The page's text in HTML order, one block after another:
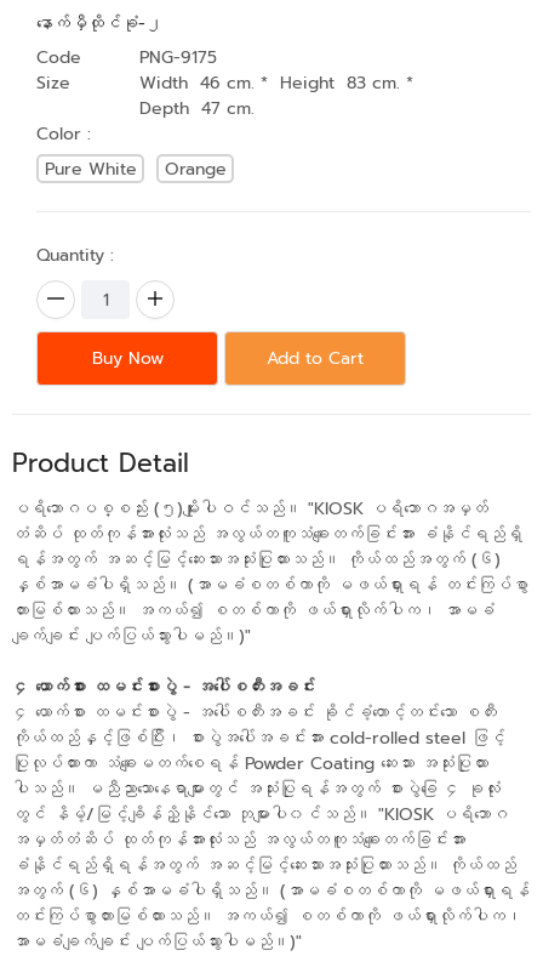
နောက်မှီထိုင်ခုံ-၂
Code
PNG-9175
Size
Width 46 cm. * Height 83 cm. *
Depth 47 cm.
Color :
Pure White
Orange
Quantity :
Buy Now Add to Cart
Product Detail
ပရိဘောဂပစ္စည်း (၅)မျိုးပါဝင်သည်။ "KIOSK ပရိဘောဂအမှတ်
တံဆိပ် ထုတ်ကုန်အားလုံးသည် အလွယ်တကူသံချေးတက်ခြင်းအား ခံနိုင်ရည်ရှိ
ရန်အတွက် အဆင့်မြင့်ဆေးသားအသုံးပြုထားသည်။ ကိုယ်ထည်အတွက် (၆)
နှစ်အာမခံပါရှိသည်။ (အာမခံစတစ်ကာကို မဖယ်ရှားရန် တင်းကြပ်စွာ
တားမြစ်ထားသည်။ အကယ်၍ စတစ်ကာကို ဖယ်ရှားလိုက်ပါက၊ အာမခံ
ချက်ချင်း ပျက်ပြယ်သွားပါမည်။)"
၄ ယောက်စား ထမင်းစားပွဲ - အပေါ်စတီးအခင်း
၄ ယောက်စား ထမင်းစားပွဲ - အပေါ်စတီးအခင်း ခိုင်ခံ့တောင့်တင်းသော စတီး
ကိုယ်ထည်နှင့်ဖြစ်ပြီး၊ စားပွဲအပေါ်အခင်းအား cold-rolled steel ဖြင့်
ပြုလုပ်ထားကာ သံချေးမတက်စေရန် Powder Coating ဆေးသား အသုံးပြုထား
ပါသည်။ မညီညာသောနေရာများတွင် အသုံးပြုရန်အတွက် စားပွဲခြေ ၄ ခုလုံး
တွင် နိမ့်/မြင့်ချိန်ညှိနိုင်သော ဘုများပါ၀င်သည်။ "KIOSK ပရိဘောဂ
အမှတ်တံဆိပ် ထုတ်ကုန်အားလုံးသည် အလွယ်တကူသံချေးတက်ခြင်းအား
ခံနိုင်ရည်ရှိရန်အတွက် အဆင့်မြင့်ဆေးသားအသုံးပြုထားသည်။ ကိုယ်ထည်
အတွက် (၆) နှစ်အာမခံပါရှိသည်။ (အာမခံစတစ်ကာကို မဖယ်ရှားရန်
တင်းကြပ်စွာတားမြစ်ထားသည်။ အကယ်၍ စတစ်ကာကို ဖယ်ရှားလိုက်ပါက၊
အာမခံချက်ချင်း ပျက်ပြယ်သွားပါမည်။)"